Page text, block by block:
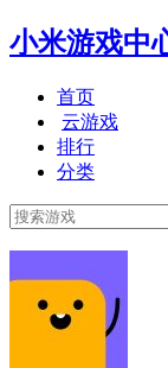
小米游戏中
首页
云游戏
排行
分类